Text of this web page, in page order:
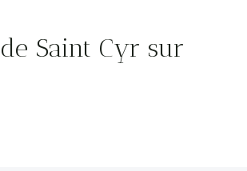
Saint Cyr sur